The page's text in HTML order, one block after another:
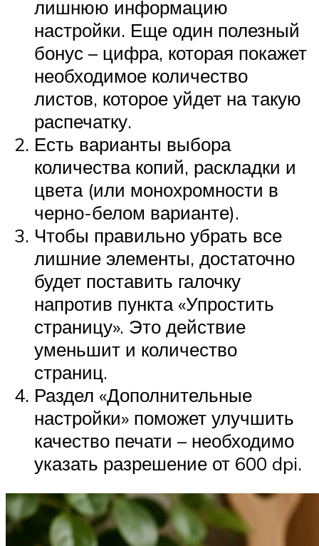
лишнюю информацию
настройки. Еще один полезный
бонус – цифра, которая покажет
необходимое количество
листов, которое уйдет на такую
распечатку.
Есть варианты выбора
количества копий, раскладки и
цвета (или монохромности в
черно-белом варианте).
Чтобы правильно убрать все
лишние элементы, достаточно
будет поставить галочку
напротив пункта «Упростить
страницу». Это действие
уменьшит и количество
страниц.
Раздел «Дополнительные
настройки» поможет улучшить
качество печати – необходимо
указать разрешение от 600 dpi.